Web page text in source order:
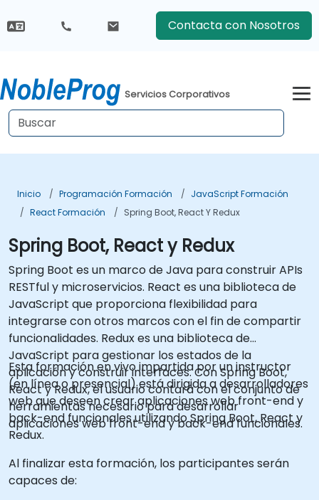
Contacta con Nosotros
Servicios Corporativos
Inicio Programación Formación
JavaScript Formación
React Formación
Spring Boot, React Y Redux
Spring Boot, React y Redux
Spring Boot es un marco de Java para construir APIs
RESTful y microservicios. React es una biblioteca de
JavaScript que proporciona flexibilidad para
integrarse con otros marcos con el fin de compartir
funcionalidades. Redux es una biblioteca de
JavaScript para gestionar los estados de la
aplicación y construir interfaces. Con Spring Boot,
React y Redux, el usuario contará con el conjunto de
herramientas necesario para desarrollar
aplicaciones web front-end y back-end funcionales.
Esta formación en vivo impartida por un instructor
(en línea o presencial) está dirigida a desarrolladores
web que deseen crear aplicaciones web front-end y
back-end funcionales utilizando Spring Boot, React y
Redux.
Al finalizar esta formación, los participantes serán
capaces de: